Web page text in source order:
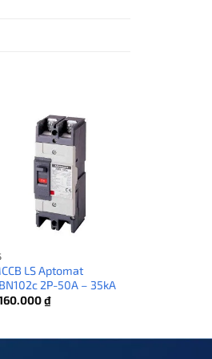
LS Aptomat
2P-50A – 35kA
₫